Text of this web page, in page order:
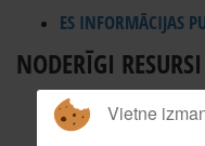
ES INFORMĀCIJAS
NODERĪGI RESURSI
TIEŠSAISTES
KULTŪRVĒSTURES
Vietne